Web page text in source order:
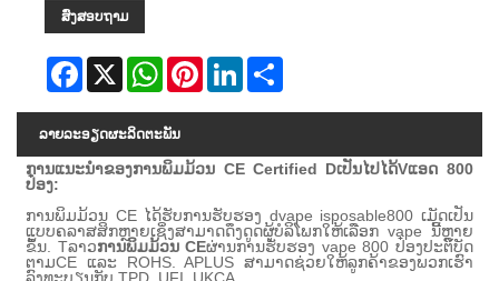
ສົ່ງສອບຖາມ
Facebook
X WhatsAppPinterestLinkedIn
ລາຍ​ລະ​ອຽດ​ຜະ​ລິດ​ຕະ​ພັນ
ການແນະນໍາຂອງການພິມມ້ວນ CE Certified Dເປັນໄປໄດ້Vແອດ 800
ປ໋ອງ:
ການພິມມ້ວນ CE ໄດ້ຮັບການຮັບຮອງ dvape isposable800 ເມັດເປັນ
ແບບຄລາສສິກຫຼາຍເຊິ່ງສາມາດດຶງດູດຜູ້ບໍລິໂພກໃຫ້ເລືອກ vape ນີ້ຫຼາຍ
ຂຶ້ນ. Tລາວການພິມມ້ວນ CEຜ່ານການຮັບຮອງ vape 800 ປ໋ອງປະຕິບັດ
ຕາມCE ແລະ ROHS.APLUS ສາມາດຊ່ວຍໃຫ້ລູກຄ້າຂອງພວກເຮົາ